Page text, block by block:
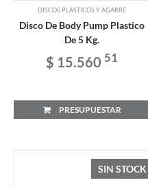
DISCOS PLASTICOS Y AGARRE
Disco De Body Pump Plastico
De 5 Kg.
$ 15.560 51
PRESUPUESTAR
SIN STOCK